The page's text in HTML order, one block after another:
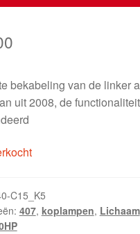
bekabeling van de linker
uit 2008, de
C15_K5
407, koplampen, Lichaam